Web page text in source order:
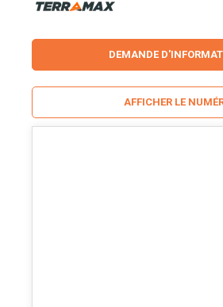
DEMANDE
AFFICHER LE